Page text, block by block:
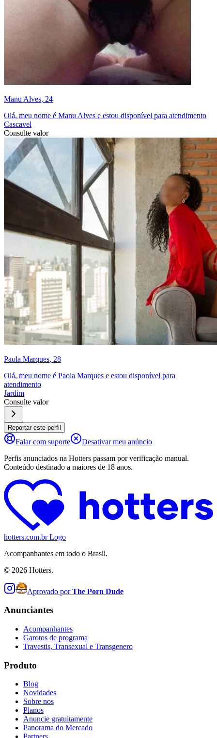
Manu Alves, 24
Olá, meu nome é Manu Alves e estou disponível para atendimento
Cascavel
Consulte valor
Paola Marques, 28
Olá, meu nome é Paola Marques e estou disponível para
atendimento
Jardim
Consulte valor
Reportar este perfil
Falar com suporte
Desativar meu anúncio
Perfis anunciados na Hotters passam por verificação manual.
Conteúdo destinado a maiores de 18 anos.
hotters.com.br Logo
Acompanhantes em todo o Brasil.
© 2026 Hotters.
Aprovado por The Porn Dude
Anunciantes
Acompanhantes
Garotos de programa
Travestis, Transexual e Transgenero
Produto
Blog
Novidades
Sobre nos
Planos
Anuncie gratuitamente
Panorama do Mercado